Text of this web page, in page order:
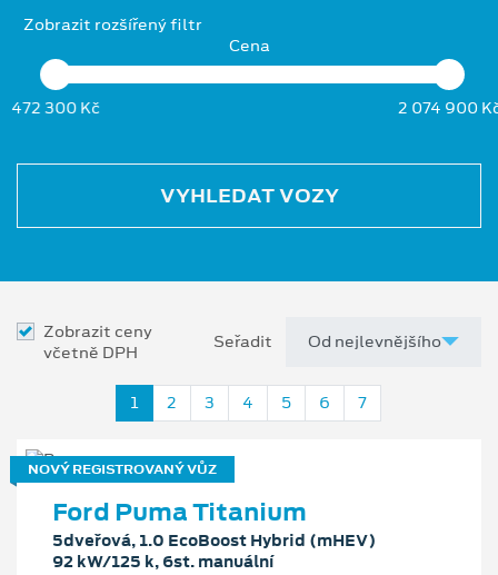
Zobrazit rozšířený filtr
Cena
472 300 Kč 2 074 900
VYHLEDAT VOZY
Zobrazit ceny
včetně DPH
Seřadit
1 2 3 4 5 6 7
NOVÝ REGISTROVANÝ VŮZ
Ford Puma Titanium
5dveřová, 1.0 EcoBoost Hybrid (mHEV)
92 kW/125 k, 6st. manuální